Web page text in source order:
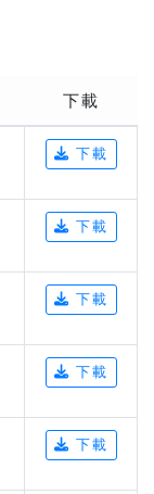
下載
下載
下載
下載
下載
下載